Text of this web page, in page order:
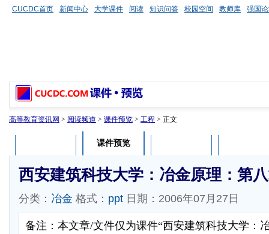
CUCDC首页 新闻中心 大学课件 阅读 知识问答 校园空间 教师库 强国
高等教育资讯网 > 阅读频道 > 课件预览 > 工程 > 正文
课件预览
西安建筑科技大学：冶金原理：第
分类： 冶金 格式： ppt 日期：2006年07月27日
备注：本文章/文件仅为课件“西安建筑科技大学：